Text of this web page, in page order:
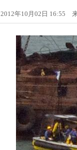
2012年10月02日 16:55